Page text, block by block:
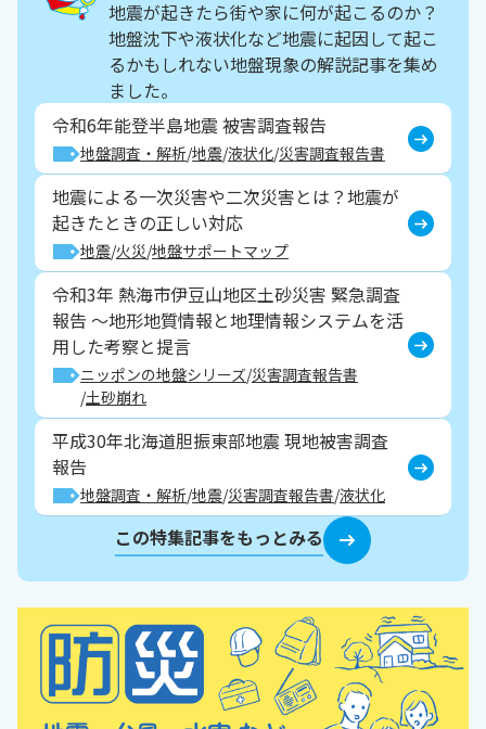
地震が起きたら街や家に何が起こるのか？
地盤沈下や液状化など地震に起因して起こ
るかもしれない地盤現象の解説記事を集め
ました。
令和6年能登半島地震 被害調査報告
地盤調査・解析 地震 液状化 災害調査報告書
地震による一次災害や二次災害とは？地震が
起きたときの正しい対応
地震 火災 地盤サポートマップ
令和3年 熱海市伊豆山地区土砂災害 緊急調査
報告 ～地形地質情報と地理情報システムを活
用した考察と提言
ニッポンの地盤シリーズ 災害調査報告書
土砂崩れ
平成30年北海道胆振東部地震 現地被害調査
報告
地盤調査・解析 地震 災害調査報告書 液状化
この特集記事をもっとみる